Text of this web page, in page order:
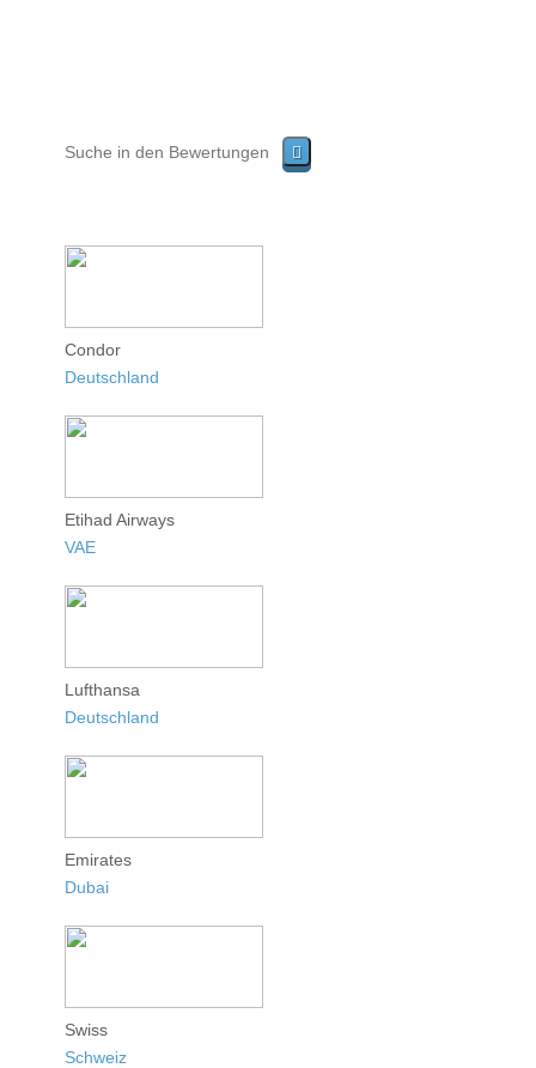
Condor
Deutschland
Etihad Airways
VAE
Lufthansa
Deutschland
Emirates
Dubai
Swiss
Schweiz